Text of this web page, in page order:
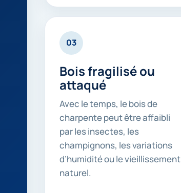
03
Bois fragilisé ou
attaqué
Avec le temps, le bois de
charpente peut être affaibli
par les insectes, les
champignons, les variations
d’humidité ou le vieillissement
naturel.